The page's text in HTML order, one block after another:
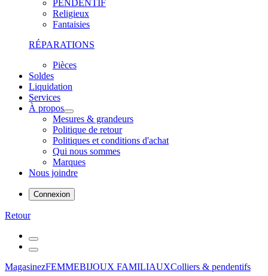
PENDENTIF
Religieux
Fantaisies
RÉPARATIONS
Pièces
Soldes
Liquidation
Services
À propos
Mesures & grandeurs
Politique de retour
Politiques et conditions d'achat
Qui nous sommes
Marques
Nous joindre
Connexion
Retour
MagasinezFEMMEBIJOUX FAMILIAUXColliers & pendentifs